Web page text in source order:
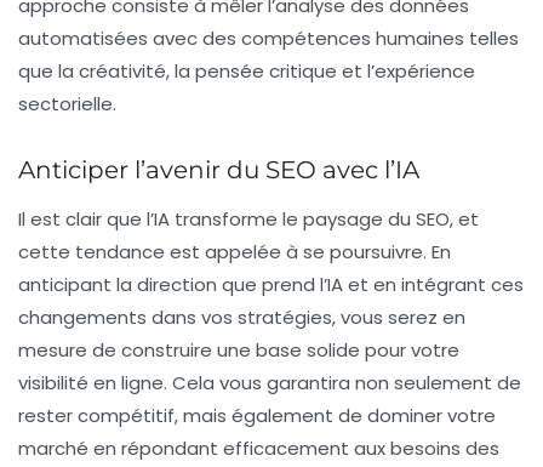
approche consiste à mêler l’analyse des données
automatisées avec des compétences humaines telles
que la créativité, la pensée critique et l’expérience
sectorielle.
Anticiper l’avenir du SEO avec l’IA
Il est clair que l’IA transforme le paysage du SEO, et
cette tendance est appelée à se poursuivre. En
anticipant la direction que prend l’IA et en intégrant ces
changements dans vos stratégies, vous serez en
mesure de construire une base solide pour votre
visibilité en ligne. Cela vous garantira non seulement de
rester compétitif, mais également de dominer votre
marché en répondant efficacement aux besoins des